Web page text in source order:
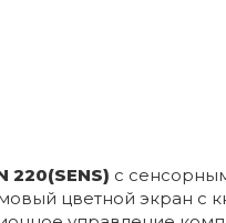
с
цветной экран с